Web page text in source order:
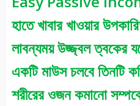
হাতে খাবার খাওয়ার
লাবন্যময় উজ্জ্বল ত্বকের
একটি মাউস চলবে তিনটি
শরীরের ওজন কমানো